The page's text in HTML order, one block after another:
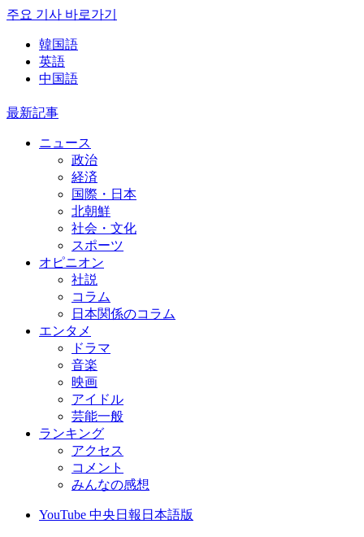
주요 기사 바로가기
韓国語
英語
中国語
最新記事
ニュース
政治
経済
国際・日本
北朝鮮
社会・文化
スポーツ
オピニオン
社説
コラム
日本関係のコラム
エンタメ
ドラマ
音楽
映画
アイドル
芸能一般
ランキング
アクセス
コメント
みんなの感想
YouTube 中央日報日本語版